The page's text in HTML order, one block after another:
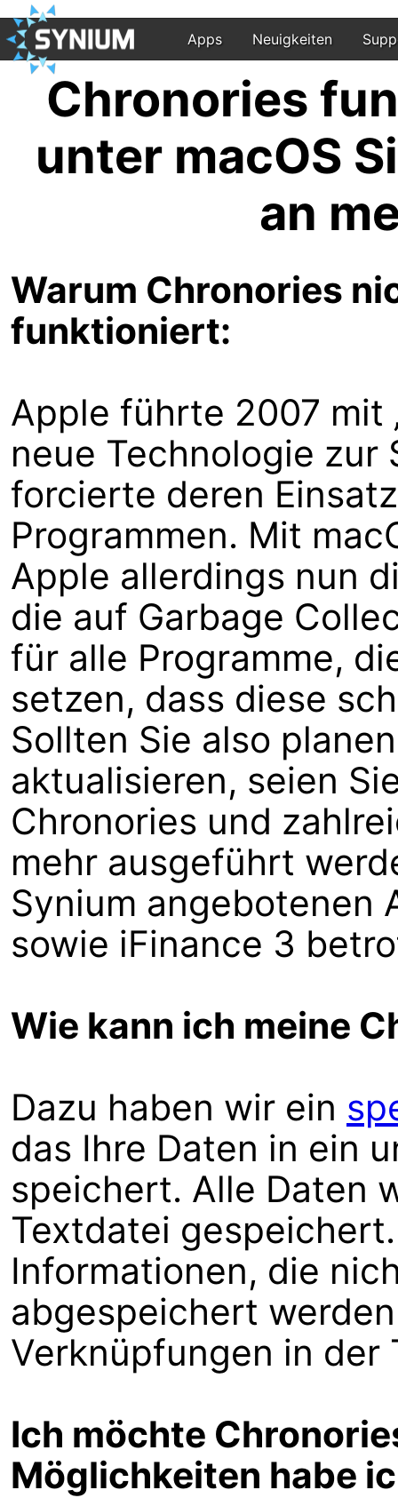
Apps Neuigkeiten
Chronories
unter macOS
an
Warum Chronories
funktioniert:
Apple führte 2007 mit
neue Technologie
forcierte deren
Programmen. Mit
Apple allerdings nun
die auf Garbage
für alle Programme,
setzen, dass diese
Sollten Sie also
aktualisieren, seien
Chronories und
mehr ausgeführt
Synium angebotenen
sowie iFinance 3
Wie kann ich meine
Dazu haben wir ein
das Ihre Daten in ein
speichert. Alle Daten
Textdatei
Informationen, die
abgespeichert
Verknüpfungen in der
Ich möchte
Möglichkeiten habe